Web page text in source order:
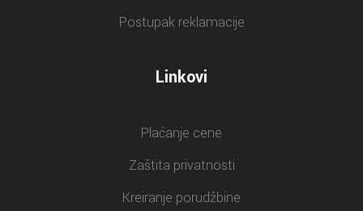
Postupak reklamacije
Linkovi
Plaćanje cene
Zaštita privatnosti
Kreiranje porudžbine